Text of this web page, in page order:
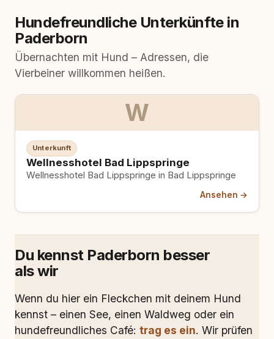
Hundefreundliche Unterkünfte in
Paderborn
Übernachten mit Hund – Adressen, die
Vierbeiner willkommen heißen.
W
Unterkunft
Wellnesshotel Bad Lippspringe
Wellnesshotel Bad Lippspringe in Bad Lippspringe
Ansehen →
Du kennst Paderborn besser
als wir
Wenn du hier ein Fleckchen mit deinem Hund
kennst – einen See, einen Waldweg oder ein
hundefreundliches Café: trag es ein. Wir prüfen